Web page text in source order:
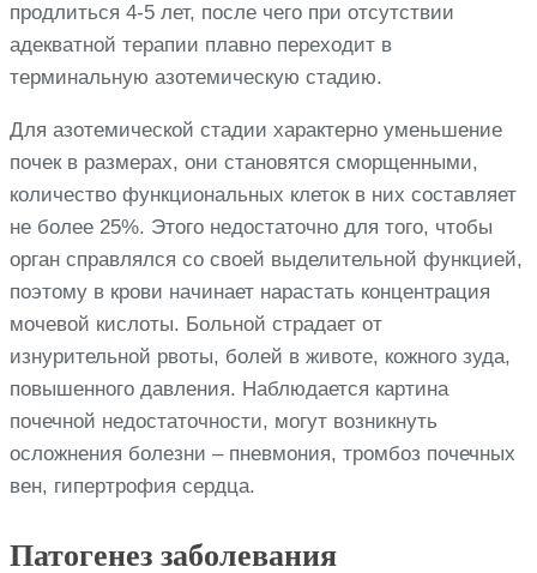
продлиться 4-5 лет, после чего при отсутствии
адекватной терапии плавно переходит в
терминальную азотемическую стадию.
Для азотемической стадии характерно уменьшение
почек в размерах, они становятся сморщенными,
количество функциональных клеток в них составляет
не более 25%. Этого недостаточно для того, чтобы
орган справлялся со своей выделительной функцией,
поэтому в крови начинает нарастать концентрация
мочевой кислоты. Больной страдает от
изнурительной рвоты, болей в животе, кожного зуда,
повышенного давления. Наблюдается картина
почечной недостаточности, могут возникнуть
осложнения болезни – пневмония, тромбоз почечных
вен, гипертрофия сердца.
Патогенез заболевания